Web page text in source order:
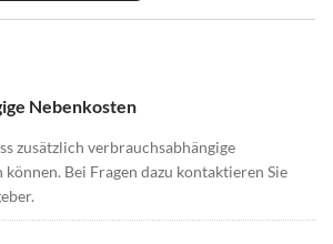
Nebenkosten
zusätzlich verbrauchsabhängige
Bei Fragen dazu kontaktieren Sie